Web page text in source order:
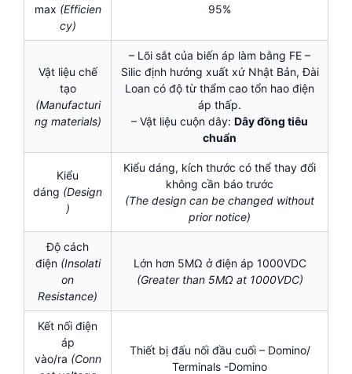
max (Efficien
cy)
95%
Vật liệu chế
tạo
(Manufacturi
ng materials)
– Lõi sắt của biến áp làm bằng FE –
Silic định hướng xuất xứ Nhật Bản, Đài
Loan có độ từ thẩm cao tổn hao điện
áp thấp.
– Vật liệu cuộn dây: Dây đồng tiêu
chuẩn
Kiểu
dáng (Design
)
Kiểu dáng, kích thước có thể thay đổi
không cần báo trước
(The design can be changed without
prior notice)
Độ cách
điện (Insolati
on
Resistance)
Lớn hơn 5MΩ ở điện áp 1000VDC
(Greater than 5MΩ at 1000VDC)
Kết nối điện
áp
vào/ra (Conn
Thiết bị đấu nối đầu cuối – Domino/
Terminals -Domino